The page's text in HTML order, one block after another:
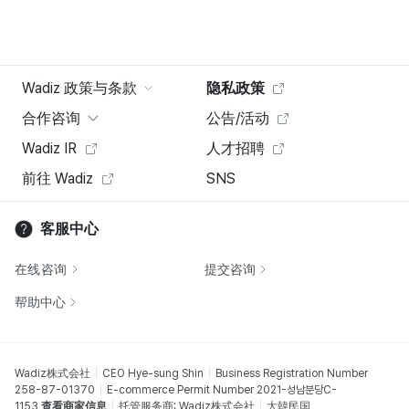
Wadiz 政策与条款
隐私政策
合作咨询
公告/活动
Wadiz IR
人才招聘
前往 Wadiz
SNS
客服中心
在线咨询 提交咨询
帮助中心
Wadiz株式会社 CEO Hye-sung Shin
Business Registration Number
258-87-01370
E-commerce Permit Number 2021-성남분당C-
1153 查看商家信息 托管服务商: Wadiz株式会社 大韓民国